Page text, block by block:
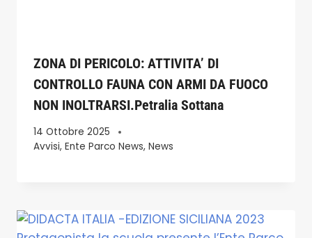
ZONA DI PERICOLO: ATTIVITA’ DI
CONTROLLO FAUNA CON ARMI DA FUOCO
NON INOLTRARSI.Petralia Sottana
14 Ottobre 2025
Avvisi, Ente Parco News, News